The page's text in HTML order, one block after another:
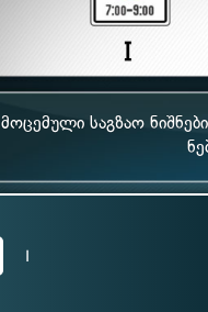
მოცემული საგზაო
I